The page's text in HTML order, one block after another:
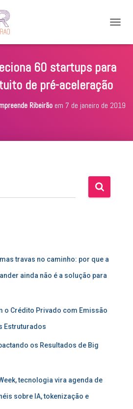
R
N
G
60 startups para
de pré-aceleração
Ribeirãoem 7 de janeiro de 2019
travas no caminho: por que a
ainda não é a solução para
o Crédito Privado com Emissão
Estruturados
os Resultados de Big
tecnologia vira agenda de
sobre IA, tokenização e